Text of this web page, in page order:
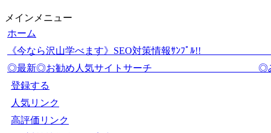
メインメニュー
ホーム
《今なら沢山学べます》SEO対策情報ｻﾝﾌ
◎最新◎お勧め人気サイトサーチ ◎
登録する
人気リンク
高評価リンク